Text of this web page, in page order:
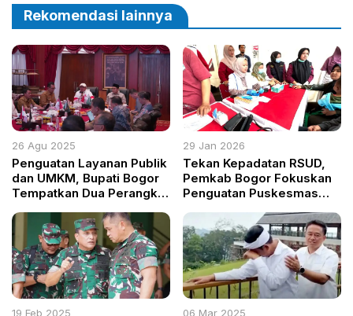
Rekomendasi lainnya
26 Agu 2025
Penguatan Layanan Publik
dan UMKM, Bupati Bogor
Tempatkan Dua Perangkat
29 Jan 2026
Tekan Kepadatan RSUD,
Pemkab Bogor Fokuskan
Penguatan Puskesmas
19 Feb 2025 06 Mar 2025